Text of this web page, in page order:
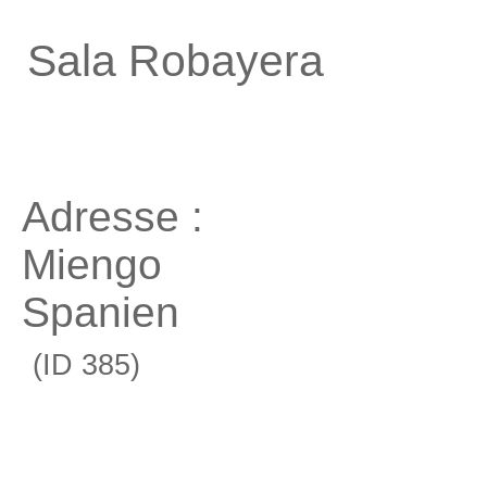
Sala Robayera
Adresse :
Miengo
Spanien
(ID 385)